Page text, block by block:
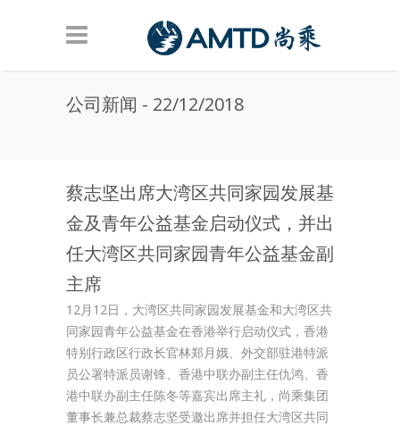
公司新闻 - 22/12/2018
蔡志坚出席大湾区共同家园发展基
金及青年公益基金启动仪式，并出
任大湾区共同家园青年公益基金副
主席
12月12日，大湾区共同家园发展基金和大湾区共
同家园青年公益基金在香港举行启动仪式，香港
特别行政区行政长官林郑月娥、外交部驻港特派
员公署特派员谢锋、香港中联办副主任仇鸿、香
港中联办副主任陈冬等嘉宾出席主礼，尚乘集团
董事长兼总裁蔡志坚受邀出席并担任大湾区共同